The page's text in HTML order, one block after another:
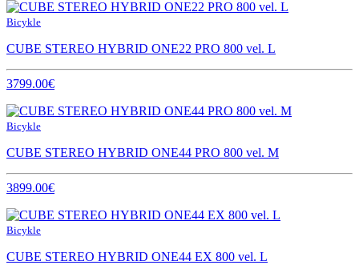
Bicykle
CUBE STEREO HYBRID ONE22 PRO 800 vel. L
3799.00€
Bicykle
CUBE STEREO HYBRID ONE44 PRO 800 vel. M
3899.00€
Bicykle
CUBE STEREO HYBRID ONE44 EX 800 vel. L